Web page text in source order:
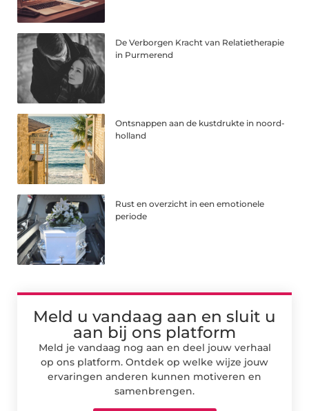
De Verborgen Kracht van Relatietherapie
in Purmerend
Ontsnappen aan de kustdrukte in noord-
holland
Rust en overzicht in een emotionele
periode
Meld u vandaag aan en sluit u
aan bij ons platform
Meld je vandaag nog aan en deel jouw verhaal
op ons platform. Ontdek op welke wijze jouw
ervaringen anderen kunnen motiveren en
samenbrengen.